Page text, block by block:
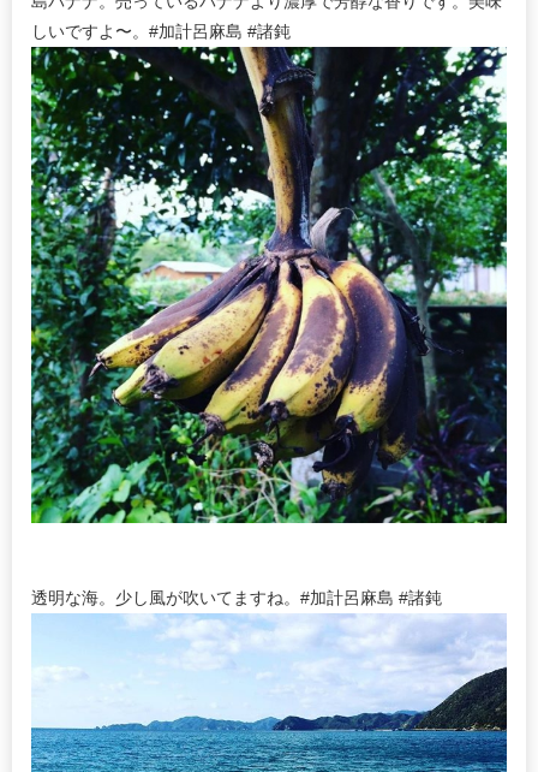
しいですよ〜。#加計呂麻島 #諸鈍
透明な海。少し風が吹いてますね。#加計呂麻島 #諸鈍